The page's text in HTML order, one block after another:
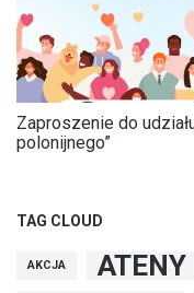
Zaproszenie do
polonijnego”
TAG CLOUD
AKCJA ATENY